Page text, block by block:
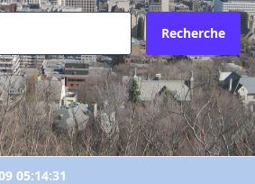
Recherche
05:14:31